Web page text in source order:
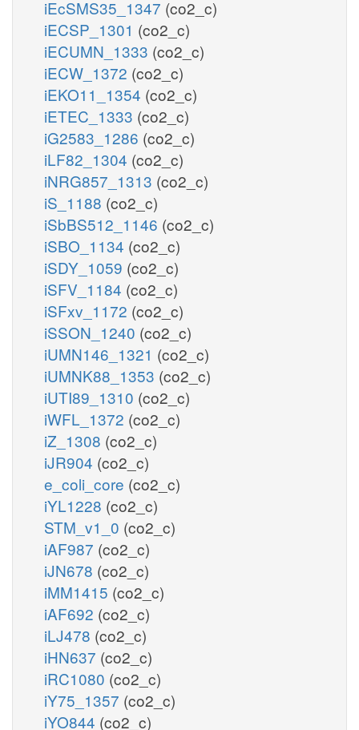
iEcSMS35_1347 (co2_c)
iECSP_1301 (co2_c)
iECUMN_1333 (co2_c)
iECW_1372 (co2_c)
iEKO11_1354 (co2_c)
iETEC_1333 (co2_c)
iG2583_1286 (co2_c)
iLF82_1304 (co2_c)
iNRG857_1313 (co2_c)
iS_1188 (co2_c)
iSbBS512_1146 (co2_c)
iSBO_1134 (co2_c)
iSDY_1059 (co2_c)
iSFV_1184 (co2_c)
iSFxv_1172 (co2_c)
iSSON_1240 (co2_c)
iUMN146_1321 (co2_c)
iUMNK88_1353 (co2_c)
iUTI89_1310 (co2_c)
iWFL_1372 (co2_c)
iZ_1308 (co2_c)
iJR904 (co2_c)
e_coli_core (co2_c)
iYL1228 (co2_c)
STM_v1_0 (co2_c)
iAF987 (co2_c)
iJN678 (co2_c)
iMM1415 (co2_c)
iAF692 (co2_c)
iLJ478 (co2_c)
iHN637 (co2_c)
iRC1080 (co2_c)
iY75_1357 (co2_c)
iYO844 (co2_c)